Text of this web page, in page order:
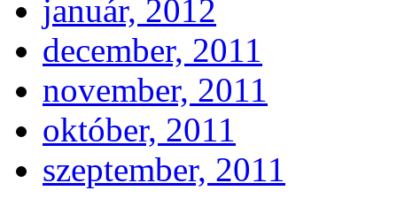
január, 2012
december, 2011
november, 2011
október, 2011
szeptember, 2011